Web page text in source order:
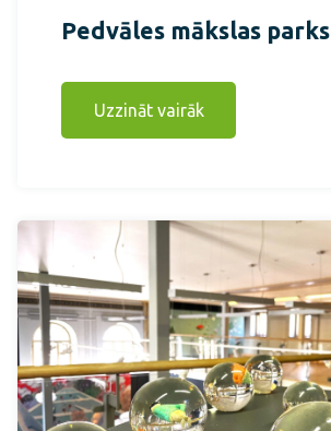
Pedvāles mākslas parks
Uzzināt vairāk